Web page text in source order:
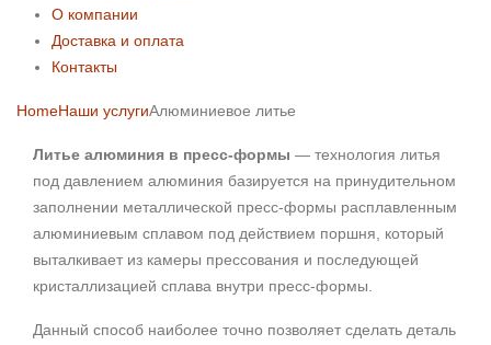
О компании
Доставка и оплата
Контакты
HomeНаши услугиАлюминиевое литье
Литье алюминия в пресс-формы — технология литья
под давлением алюминия базируется на принудительном
заполнении металлической пресс-формы расплавленным
алюминиевым сплавом под действием поршня, который
выталкивает из камеры прессования и последующей
кристаллизацией сплава внутри пресс-формы.
Данный способ наиболее точно позволяет сделать деталь